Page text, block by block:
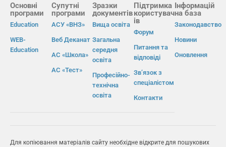
Основні
програми
Education
WEB-
Education
Супутні
програми
АСУ «ВНЗ»
Веб Деканат
АС «Школа»
АС «Тест»
Зразки
документів
Вища освіта
Загальна
середня
освіта
Професійно-
технічна
освіта
Підтримка
користувач
ів
Форум
Питання та
відповіді
Зв’язок з
спеціалістом
Контакти
Інформацій
на база
Законодавство
Новини
Оновлення
Для копіювання матеріалів сайту необхідне відкрите для пошукових